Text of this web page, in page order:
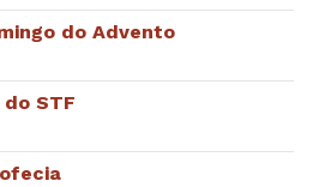
do Advento
STF